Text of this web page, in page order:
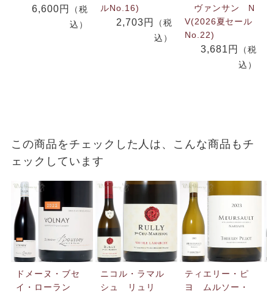
6,600円
（税
込）
ルNo.16)
2,703円
（税
込）
ヴァンサン N
V(2026夏セール
No.22)
3,681円
（税
込）
この商品をチェックした人は、こんな商品もチ
ェックしています
ドメーヌ・ブセ
イ・ローラン
ニコル・ラマル
シュ リュリ
ティエリー・ピ
ヨ ムルソー・